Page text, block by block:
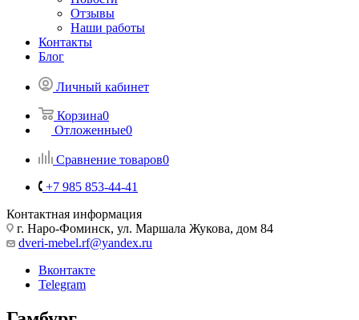
Отзывы
Наши работы
Контакты
Блог
Личный кабинет
Корзина0
Отложенные0
Сравнение товаров0
+7 985 853-44-41
Контактная информация
г. Наро-Фоминск, ул. Маршала Жукова, дом 84
dveri-mebel.rf@yandex.ru
Вконтакте
Telegram